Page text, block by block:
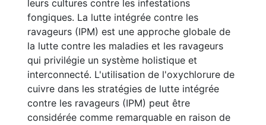
leurs cultures contre les infestations
fongiques. La lutte intégrée contre les
ravageurs (IPM) est une approche globale de
la lutte contre les maladies et les ravageurs
qui privilégie un système holistique et
interconnecté. L'utilisation de l'oxychlorure de
cuivre dans les stratégies de lutte intégrée
contre les ravageurs (IPM) peut être
considérée comme remarquable en raison de